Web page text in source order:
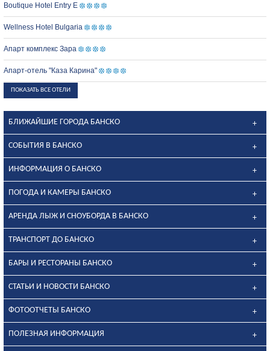
Boutique Hotel Entry E
Wellness Hotel Bulgaria
Апарт комплекс Зара
Апарт-отель "Каза Карина"
ПОКАЗАТЬ ВСЕ ОТЕЛИ
БЛИЖАЙШИЕ ГОРОДА БАНСКО
СОБЫТИЯ В БАНСКО
ИНФОРМАЦИЯ О БАНСКО
ПОГОДА И КАМЕРЫ БАНСКО
АРЕНДА ЛЫЖ И СНОУБОРДА В БАНСКО
ТРАНСПОРТ ДО БАНСКО
БАРЫ И РЕСТОРАНЫ БАНСКО
СТАТЬИ И НОВОСТИ БАНСКО
ФОТООТЧЕТЫ БАНСКО
ПОЛЕЗНАЯ ИНФОРМАЦИЯ